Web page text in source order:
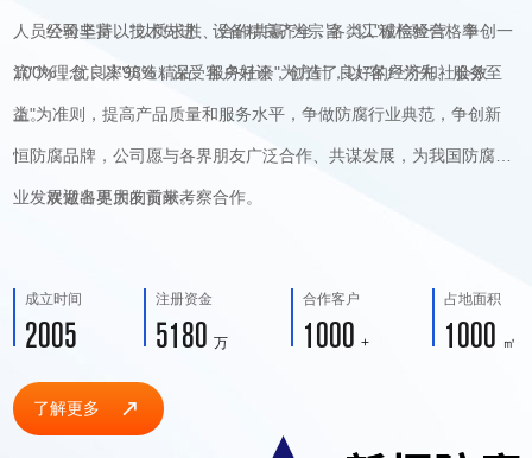
关于我们
人员经验丰富、技术先进、设备精良齐全，各类工程检验合格率
100%，优良率98%，深受客户好评，创造了良好的经济和社会效
益。
公司坚持以"以质求胜、合作共赢"为宗旨，以"诚信经营、争创一
流"为理念，以"筑造精品、服务社会"为方针，以"客户为先、服务至
上"为准则，提高产品质量和服务水平，争做防腐行业典范，争创新
恒防腐品牌，公司愿与各界朋友广泛合作、共谋发展，为我国防腐事
业发展做出更大的贡献。
欢迎各界朋友前来考察合作。
成立时间
2005
注册资金
5180 万
合作客户
1000 +
占地面积
1000 ㎡
了解更多